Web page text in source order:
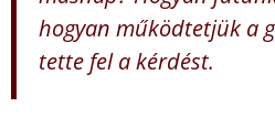
hogyan működtetjük a
tette fel a kérdést.